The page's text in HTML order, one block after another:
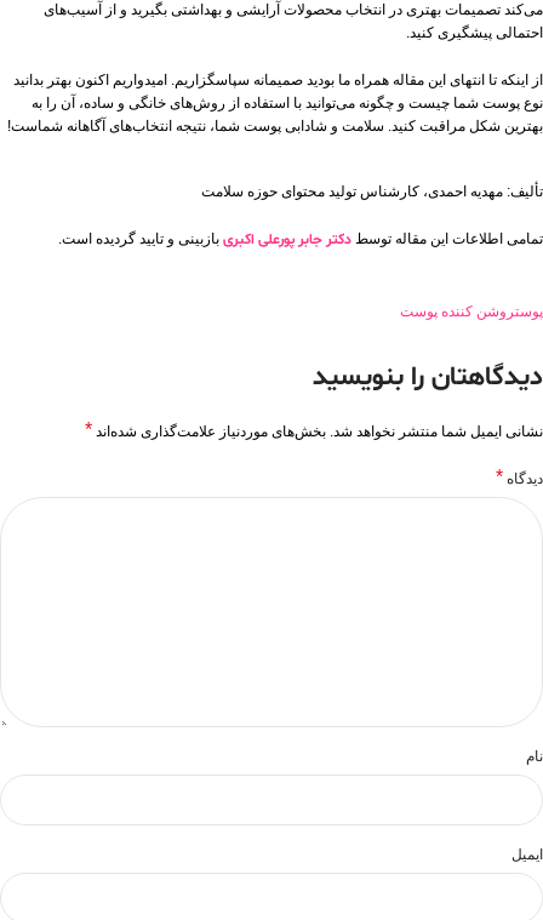
می‌کند تصمیمات بهتری در انتخاب محصولات آرایشی و بهداشتی بگیرید و از آسیب‌های
احتمالی پیشگیری کنید.
از اینکه تا انتهای این مقاله همراه ما بودید صمیمانه سپاسگزاریم. امیدواریم اکنون بهتر بدانید
نوع پوست شما چیست و چگونه می‌توانید با استفاده از روش‌های خانگی و ساده، آن را به
بهترین شکل مراقبت کنید. سلامت و شادابی پوست شما، نتیجه انتخاب‌های آگاهانه شماست!
تألیف: مهدیه احمدی، کارشناس تولید محتوای حوزه سلامت
تمامی اطلاعات این مقاله توسط دکتر جابر پورعلی اکبری بازبینی و تایید گردیده است.
پوستروشن کننده پوست
دیدگاهتان را بنویسید
نشانی ایمیل شما منتشر نخواهد شد. بخش‌های موردنیاز علامت‌گذاری شده‌اند *
دیدگاه *
نام
ایمیل